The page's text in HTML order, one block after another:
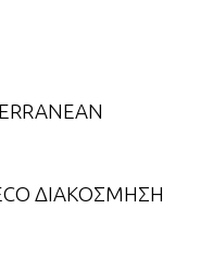
ΔΙΑΚΟΣΜΗΣΗ